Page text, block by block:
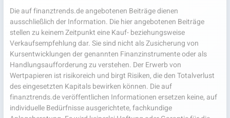
Die auf finanztrends.de angebotenen Beiträge dienen
ausschließlich der Information. Die hier angebotenen Beiträge
stellen zu keinem Zeitpunkt eine Kauf- beziehungsweise
Verkaufsempfehlung dar. Sie sind nicht als Zusicherung von
Kursentwicklungen der genannten Finanzinstrumente oder als
Handlungsaufforderung zu verstehen. Der Erwerb von
Wertpapieren ist risikoreich und birgt Risiken, die den Totalverlust
des eingesetzten Kapitals bewirken können. Die auf
finanztrends.de veröffentlichen Informationen ersetzen keine, auf
individuelle Bedürfnisse ausgerichtete, fachkundige